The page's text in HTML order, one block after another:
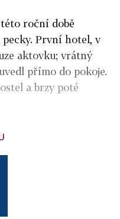
roční době
První hotel, v
aktovku; vrátný
přímo do pokoje.
a brzy poté